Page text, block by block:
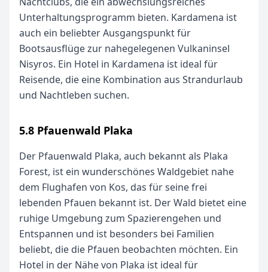
Unterhaltungsprogramm bieten. Kardamena ist
auch ein beliebter Ausgangspunkt für
Bootsausflüge zur nahegelegenen Vulkaninsel
Nisyros. Ein Hotel in Kardamena ist ideal für
Reisende, die eine Kombination aus Strandurlaub
und Nachtleben suchen.
5.8 Pfauenwald Plaka
Der Pfauenwald Plaka, auch bekannt als Plaka
Forest, ist ein wunderschönes Waldgebiet nahe
dem Flughafen von Kos, das für seine frei
lebenden Pfauen bekannt ist. Der Wald bietet eine
ruhige Umgebung zum Spazierengehen und
Entspannen und ist besonders bei Familien
beliebt, die die Pfauen beobachten möchten. Ein
Hotel in der Nähe von Plaka ist ideal für